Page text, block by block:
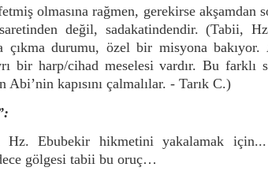
olmasına rağmen, gerekirse akşamdan
değil, sadakatindendir. (Tabii,
çıkma durumu, özel bir misyona bakıyor.
bir harp/cihad meselesi vardır. Bu farklı
Abi’nin kapısını çalmalılar. - Tarık C.)
Hz. Ebubekir hikmetini yakalamak
gölgesi tabii bu oruç…